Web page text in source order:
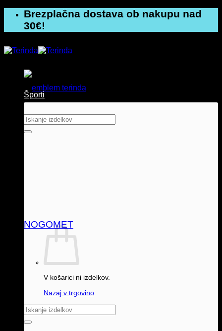
vsebino
Brezplačna dostava ob nakupu nad
30€!
Išči:
V košarici ni izdelkov.
Nazaj v trgovino
Išči:
Športi
NOGOMET